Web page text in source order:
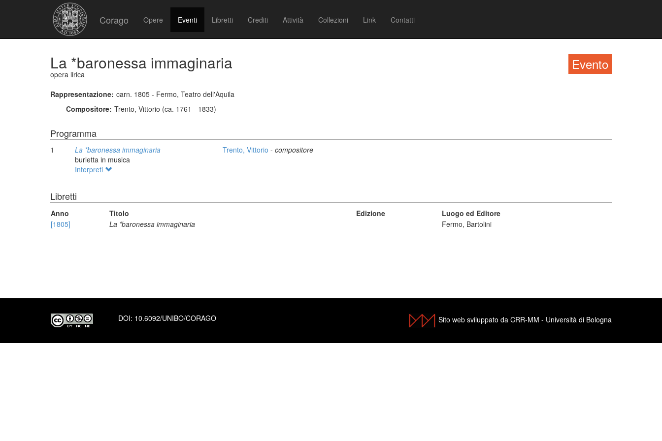
Corago Opere Eventi Libretti Crediti Attività Collezioni Link Contatti
Evento
La *baronessa immaginaria
opera lirica
Rappresentazione: carn. 1805 - Fermo, Teatro dell'Aquila
Compositore: Trento, Vittorio (ca. 1761 - 1833)
Programma
1
La *baronessa immaginaria
burletta in musica
Trento, Vittorio - compositore
Interpreti
Libretti
Anno Titolo Edizione
Luogo ed Editore
[1805]
La *baronessa immaginaria Fermo, Bartolini
DOI: 10.6092/UNIBO/CORAGO Sito web sviluppato da CRR-MM - Università di Bologna